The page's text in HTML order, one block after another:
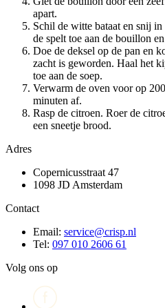
apart.
Schil de witte bataat en snij
de spelt toe aan de bouillon
Doe de deksel op de pan en
zacht is geworden. Haal het
toe aan de soep.
Verwarm de oven voor op
minuten af.
Rasp de citroen. Roer de
een sneetje brood.
Adres
Copernicusstraat 47
1098 JD Amsterdam
Contact
Email: service@crisp.nl
Tel: 097 010 2606 61
Volg ons op